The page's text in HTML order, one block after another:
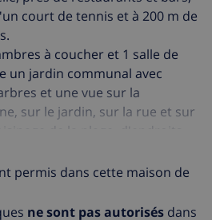
court de tennis et à 200 m de
à coucher et 1 salle de
un jardin communal avec
et une vue sur la
sur le jardin, sur la rue et sur
de la plage, d'endroits
d'activités sportives, de lieux
pour sortir rend cet
convenable pour passer
famille ou vos amis.
permis dans cette maison de
ne sont pas autorisés dans